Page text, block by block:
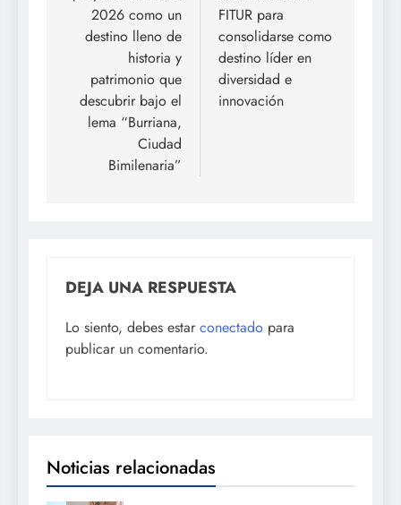
2026 como un
destino lleno de
historia y
patrimonio que
descubrir bajo el
lema “Burriana,
Ciudad
Bimilenaria”
FITUR para
consolidarse como
destino líder en
diversidad e
innovación
DEJA UNA RESPUESTA
Lo siento, debes estar conectado para
publicar un comentario.
Noticias relacionadas